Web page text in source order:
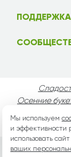
ПОДДЕРЖКА
Осенние
Мы используем
и эффективности
использовать
ваших